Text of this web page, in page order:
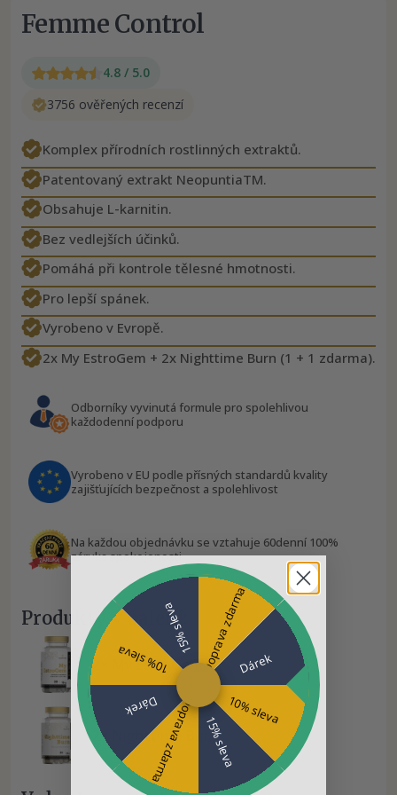
Femme Control
4.8 / 5.0
3756 ověřených recenzí
Komplex přírodních rostlinných extraktů.
Patentovaný extrakt NeopuntiaTM.
Obsahuje L-karnitin.
Bez vedlejších účinků.
Pomáhá při kontrole tělesné hmotnosti.
Pro lepší spánek.
Vyrobeno v Evropě.
2x My EstroGem + 2x Nighttime Burn (1 + 1 zdarma).
Odborníky vyvinutá formule pro spolehlivou
každodenní podporu
Vyrobeno v EU podle přísných standardů kvality
zajišťujících bezpečnost a spolehlivost
Na každou objednávku se vztahuje 60denní 100%
záruka spokojenosti
Produkty v balení:
2× My EstroGem
2× Nighttime Burn
Doprava zdarmaDárek
10% sleva
15% sleva
Doprava zdarma
Dárek
10% sleva
15% sleva